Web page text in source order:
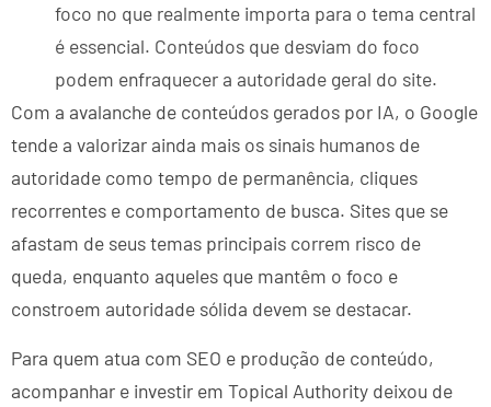
foco no que realmente importa para o tema central
é essencial. Conteúdos que desviam do foco
podem enfraquecer a autoridade geral do site.
Com a avalanche de conteúdos gerados por IA, o Google
tende a valorizar ainda mais os sinais humanos de
autoridade como tempo de permanência, cliques
recorrentes e comportamento de busca. Sites que se
afastam de seus temas principais correm risco de
queda, enquanto aqueles que mantêm o foco e
constroem autoridade sólida devem se destacar.
Para quem atua com SEO e produção de conteúdo,
acompanhar e investir em Topical Authority deixou de